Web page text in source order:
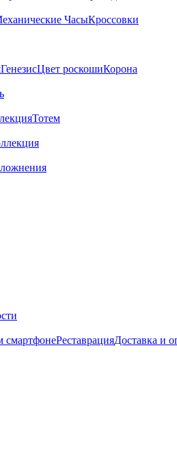
ЧасыКроссовки
ГенезисЦвет роскошиКорона
Тотем
смартфонеРеставрацияДоставка и